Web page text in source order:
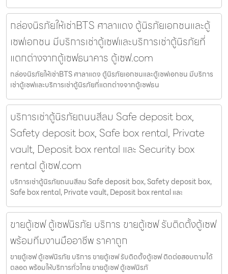
กล่องนิรภัยให้เช่าBTS ศาลาแดง ตู้นิรภัยเอกชนและตู้
เซฟเอกชน มีบริการเช่าตู้เซฟและบริการเช่าตู้นิรภัยที่
แตกต่างจากตู้เซฟธนาคาร ตู้เซฟ.com
กล่องนิรภัยให้เช่าBTS ศาลาแดง ตู้นิรภัยเอกชนและตู้เซฟเอกชน มีบริการ
เช่าตู้เซฟและบริการเช่าตู้นิรภัยที่แตกต่างจากตู้เซฟธน
บริการเช่าตู้นิรภัยถนนสีลม Safe deposit box,
Safety deposit box, Safe box rental, Private
vault, Deposit box rental และ Security box
rental ตู้เซฟ.com
บริการเช่าตู้นิรภัยถนนสีลม Safe deposit box, Safety deposit box,
Safe box rental, Private vault, Deposit box rental และ
ขายตู้เซฟ ตู้เซฟนิรภัย บริการ ขายตู้เซฟ รับติดตั้งตู้เซฟ
พร้อมทีมงานมืออาชีพ ราคาถูก
ขายตู้เซฟ ตู้เซฟนิรภัย บริการ ขายตู้เซฟ รับติดตั้งตู้เซฟ ติดต่อสอบถามได้
ตลอด พร้อมให้บริการทั่วไทย ขายตู้เซฟ ตู้เซฟนิรภั